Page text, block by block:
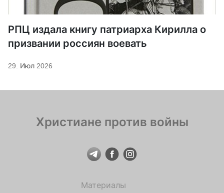
РПЦ издала книгу патриарха Кирилла о
призвании россиян воевать
29. Июл 2026
Христиане против войны
Материалы